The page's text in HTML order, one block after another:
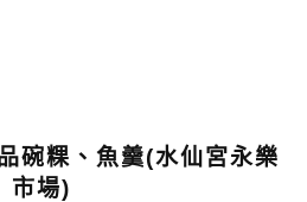
碗粿、魚羹(水仙宮永樂
市場)